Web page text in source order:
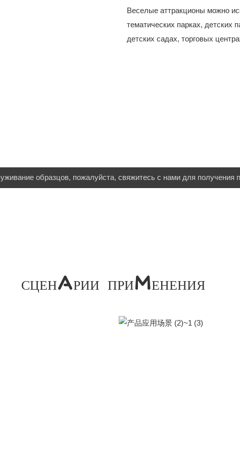
Веселые аттракционы можно
тематических парках, детских
детских садах, торговых
образцов, пожалуйста, свяжитесь с нами для получения
СЦЕНАРИИ ПРИМЕНЕНИЯ